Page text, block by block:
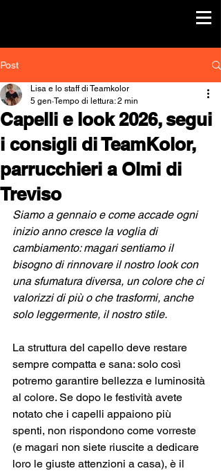
Post
Capelli e look 2026, segui
i consigli di TeamKolor,
parrucchieri a Olmi di
Treviso
Lisa e lo staff di Teamkolor
5 gen Tempo di lettura: 2 min
Siamo a gennaio e come accade ogni
inizio anno cresce la voglia di
cambiamento: magari sentiamo il
bisogno di rinnovare il nostro look con
una sfumatura diversa, un colore che ci
valorizzi di più o che trasformi, anche
solo leggermente, il nostro stile.
La struttura del capello deve restare
sempre compatta e sana: solo così
potremo garantire bellezza e luminosità
al colore. Se dopo le festività avete
notato che i capelli appaiono più
spenti, non rispondono come vorreste
(e magari non siete riuscite a dedicare
loro le giuste attenzioni a casa), è il